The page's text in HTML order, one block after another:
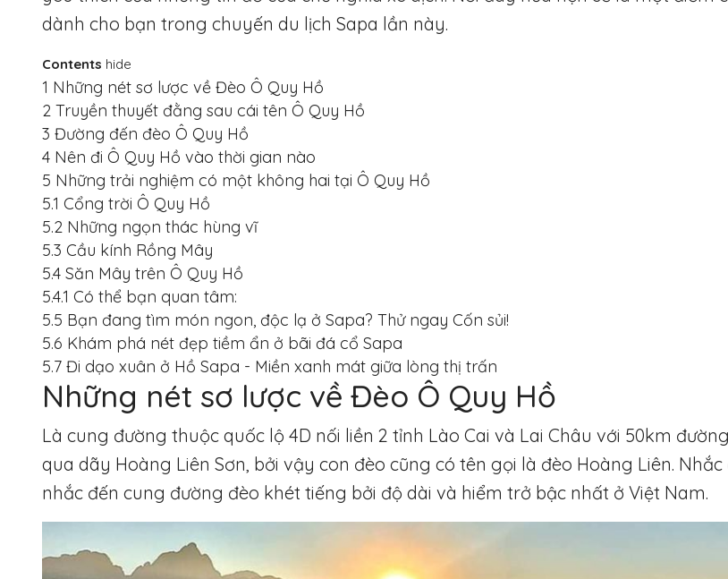
dành cho bạn trong chuyến du lịch Sapa lần này.
Contents hide
1 Những nét sơ lược về Đèo Ô Quy Hồ
2 Truyền thuyết đằng sau cái tên Ô Quy Hồ
3 Đường đến đèo Ô Quy Hồ
4 Nên đi Ô Quy Hồ vào thời gian nào
5 Những trải nghiệm có một không hai tại Ô Quy Hồ
5.1 Cổng trời Ô Quy Hồ
5.2 Những ngọn thác hùng vĩ
5.3 Cầu kính Rồng Mây
5.4 Săn Mây trên Ô Quy Hồ
5.4.1 Có thể bạn quan tâm:
5.5 Bạn đang tìm món ngon, độc lạ ở Sapa? Thử ngay Cốn sủi!
5.6 Khám phá nét đẹp tiềm ẩn ở bãi đá cổ Sapa
5.7 Đi dạo xuân ở Hồ Sapa - Miền xanh mát giữa lòng thị trấn
Những nét sơ lược về Đèo Ô Quy Hồ
Là cung đường thuộc quốc lộ 4D nối liền 2 tỉnh Lào Cai và Lai Châu với 50km
qua dãy Hoàng Liên Sơn, bởi vậy con đèo cũng có tên gọi là đèo Hoàng Liên. Nhắc
nhắc đến cung đường đèo khét tiếng bởi độ dài và hiểm trở bậc nhất ở Việt Nam.